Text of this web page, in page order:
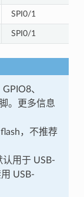
SPI0/1
SPI0/1
、
。更多信息
，不推荐
认用于 USB-
USB-